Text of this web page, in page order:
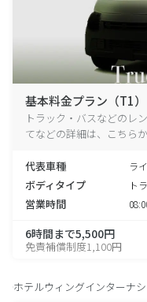
基本料金プラン（T1）
トラック・バスなどのレ
てなどの詳細は、こちら
代表車種 ラ
ボディタイプ ト
営業時間
6時間まで5,500円
免責補償制度1,100円
ホテルウィングインターナ